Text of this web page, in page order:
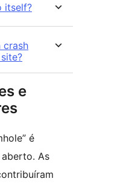
itself?
crash
e
é
As